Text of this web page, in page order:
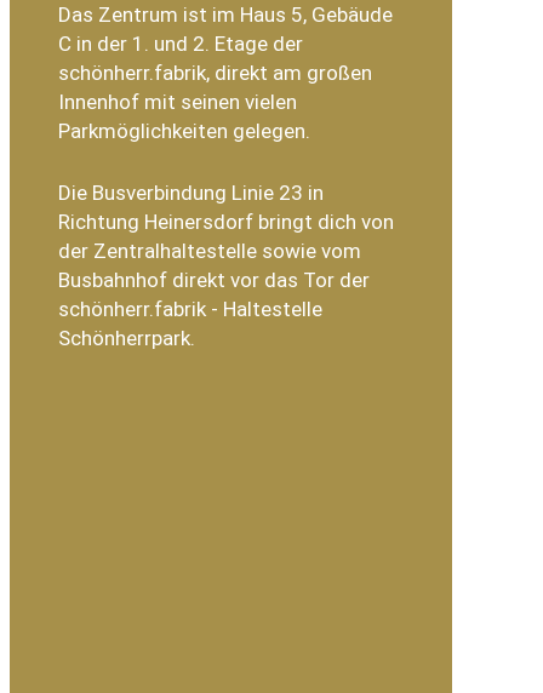
Das Zentrum ist im Haus 5, Gebäude
C in der 1. und 2. Etage der
schönherr.fabrik, direkt am großen
Innenhof mit seinen vielen
Parkmöglichkeiten gelegen.
Die Busverbindung Linie 23 in
Richtung Heinersdorf bringt dich von
der Zentralhaltestelle sowie vom
Busbahnhof direkt vor das Tor der
schönherr.fabrik - Haltestelle
Schönherrpark.